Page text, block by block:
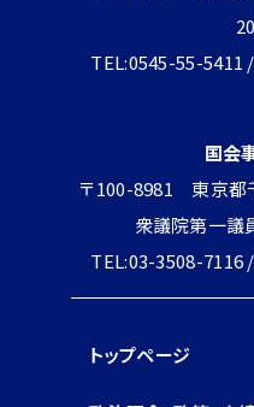
TEL:0545-55-5411
国会
〒100-8981 東京都
衆議院第一議
TEL:03-3508-7116
トップページ